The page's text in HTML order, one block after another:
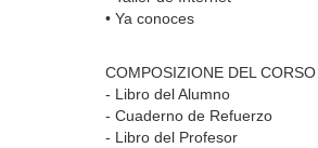
• Ya conoces
COMPOSIZIONE DEL CORSO
- Libro del Alumno
- Cuaderno de Refuerzo
- Libro del Profesor